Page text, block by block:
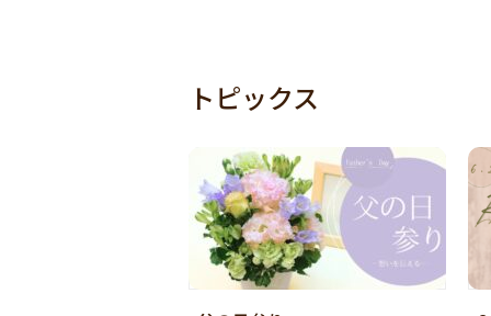
トピックス